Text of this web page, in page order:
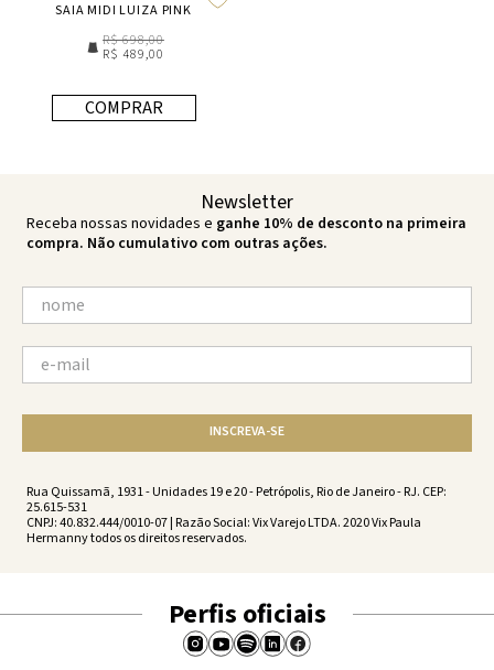
SAIA MIDI LUIZA PINK
R$ 698,00
R$ 489,00
COMPRAR
Newsletter
Receba nossas novidades e ganhe 10% de desconto na primeira
compra. Não cumulativo com outras ações.
INSCREVA-SE
Rua Quissamã, 1931 - Unidades 19 e 20 - Petrópolis, Rio de Janeiro - RJ. CEP:
25.615-531
CNPJ: 40.832.444/0010-07 | Razão Social: Vix Varejo LTDA. 2020 Vix Paula
Hermanny todos os direitos reservados.
Perfis oficiais